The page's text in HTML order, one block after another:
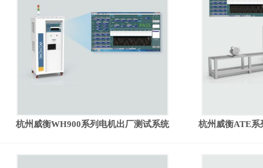
杭州威衡WH900系列电机出厂测试系统 杭州威衡ATE系